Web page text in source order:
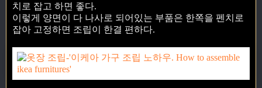
치로 잡고 하면 좋다.
이렇게 양면이 다 나사로 되어있는 부품은 한쪽을 펜치로
잡아 고정하면 조립이 한결 편하다.